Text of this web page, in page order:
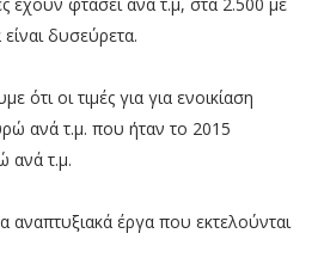
δυσεύρετα.
ότι οι τιμές για για ενοικίαση
ανά τ.μ. που ήταν το 2015
ανά τ.μ.
αναπτυξιακά έργα που εκτελούνται